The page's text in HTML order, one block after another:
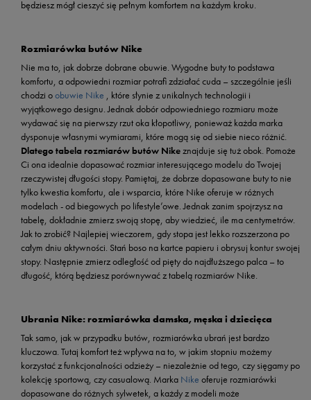
będziesz mógł cieszyć się pełnym komfortem na każdym kroku.
Rozmiarówka butów Nike
Nie ma to, jak dobrze dobrane obuwie. Wygodne buty to podstawa
komfortu, a odpowiedni rozmiar potrafi zdziałać cuda – szczególnie jeśli
chodzi oobuwie Nike , które słynie z unikalnych technologii i
wyjątkowego designu. Jednak dobór odpowiedniego rozmiaru może
wydawać się na pierwszy rzut oka kłopotliwy, ponieważ każda marka
dysponuje własnymi wymiarami, które mogą się od siebie nieco różnić.
Dlatego tabela rozmiarów butów Nikeznajduje się tuż obok. Pomoże
Ci ona idealnie dopasować rozmiar interesującego modelu do Twojej
rzeczywistej długości stopy. Pamiętaj, że dobrze dopasowane buty to nie
tylko kwestia komfortu, ale i wsparcia, które Nike oferuje w różnych
modelach - od biegowych po lifestyle’owe. Jednak zanim spojrzysz na
tabelę, dokładnie zmierz swoją stopę, aby wiedzieć, ile ma centymetrów.
Jak to zrobić? Najlepiej wieczorem, gdy stopa jest lekko rozszerzona po
całym dniu aktywności. Stań boso na kartce papieru i obrysuj kontur swojej
stopy. Następnie zmierz odległość od pięty do najdłuższego palca – to
długość, którą będziesz porównywać z tabelą rozmiarów Nike.
Ubrania Nike: rozmiarówka damska, męska i dziecięca
Tak samo, jak w przypadku butów, rozmiarówka ubrań jest bardzo
kluczowa. Tutaj komfort też wpływa na to, w jakim stopniu możemy
korzystać z funkcjonalności odzieży – niezależnie od tego, czy sięgamy po
kolekcję sportową, czy casualową. Marka Nike oferuje rozmiarówki
dopasowane do różnych sylwetek, a każdy z modeli może